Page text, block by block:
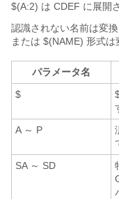
$(A:2) は CDEF に展開
認識されない名前は変
または $(NAME) 形式は
パラメータ名
$
A ～ P
SA ～ SD